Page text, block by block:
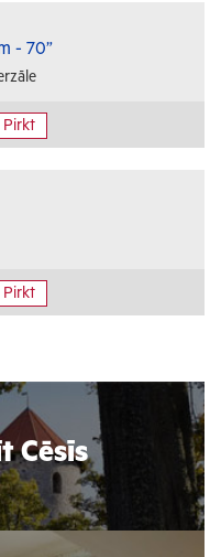
- 70”
Pirkt
Pirkt
Cēsīs